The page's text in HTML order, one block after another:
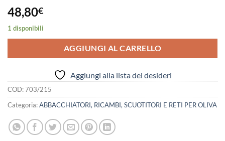
48,80€
1 disponibili
AGGIUNGI AL CARRELLO
Aggiungi alla lista dei desideri
COD:703/215
Categoria:ABBACCHIATORI, RICAMBI, SCUOTITORI E RETI PER OLIVA